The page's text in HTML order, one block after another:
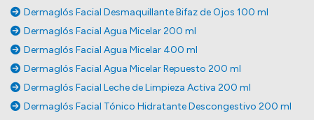
Dermaglós Facial Desmaquillante Bifaz de Ojos 100 ml
Dermaglós Facial Agua Micelar 200 ml
Dermaglós Facial Agua Micelar 400 ml
Dermaglós Facial Agua Micelar Repuesto 200 ml
Dermaglós Facial Leche de Limpieza Activa 200 ml
Dermaglós Facial Tónico Hidratante Descongestivo 200 ml